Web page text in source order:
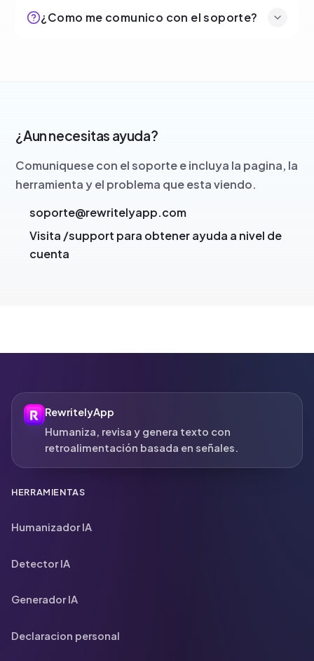
¿Como me comunico con el soporte?
¿Aun necesitas ayuda?
Comuniquese con el soporte e incluya la pagina, la
herramienta y el problema que esta viendo.
soporte@rewritelyapp.com
Visita /support para obtener ayuda a nivel de
cuenta
RewritelyApp
Humaniza, revisa y genera texto con
retroalimentación basada en señales.
HERRAMIENTAS
Humanizador IA
Detector IA
Generador IA
Declaracion personal